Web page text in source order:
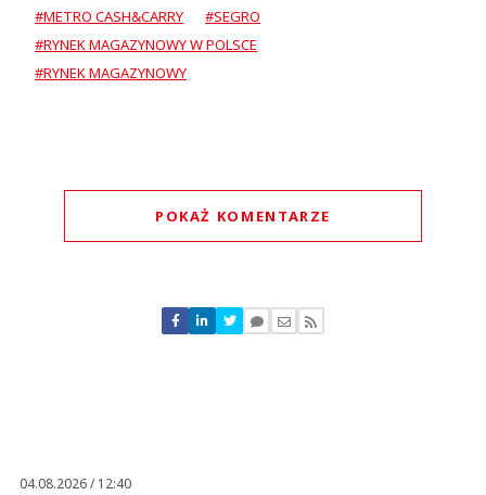
#METRO CASH&CARRY
#SEGRO
#RYNEK MAGAZYNOWY W POLSCE
#RYNEK MAGAZYNOWY
POKAŻ KOMENTARZE
Nie znaleziono komentarzy
Zostaw swoje komentarze
04.08.2026 / 12:40